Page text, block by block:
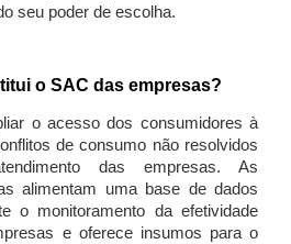
seu poder de escolha.
o SAC das empresas?
o acesso dos consumidores à
de consumo não resolvidos
das empresas. As
alimentam uma base de dados
o monitoramento da efetividade
e oferece insumos para o